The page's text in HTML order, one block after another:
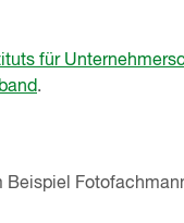
für
.
Beispiel